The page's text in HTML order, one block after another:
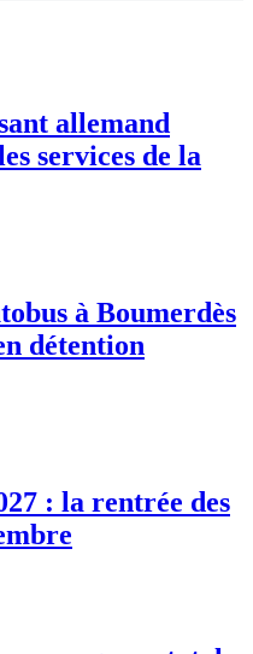
allemand
services de la
à Boumerdès
détention
: la rentrée des